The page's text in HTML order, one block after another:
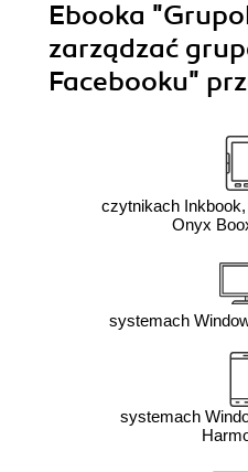
Ebooka
zarządzać
Facebooku"
czytnikach
Onyx
systemach
systemach